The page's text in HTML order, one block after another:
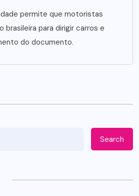
permite que motoristas
brasileira para dirigir carros e
do documento.
Search